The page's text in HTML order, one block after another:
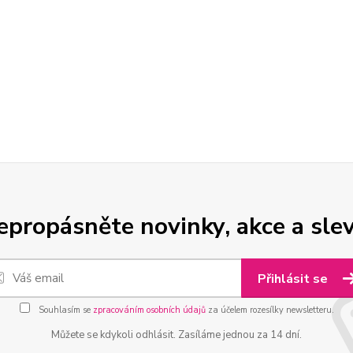
novinky, akce a
Přihlásit se
Souhlasím se zpracováním osobních údajůza účelem rozesílky newsletteru.
Můžete se kdykoli odhlásit. Zasíláme jednou za 14 dní.